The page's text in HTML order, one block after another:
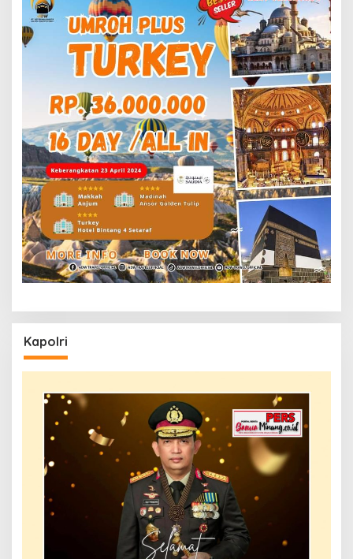
Kapolri